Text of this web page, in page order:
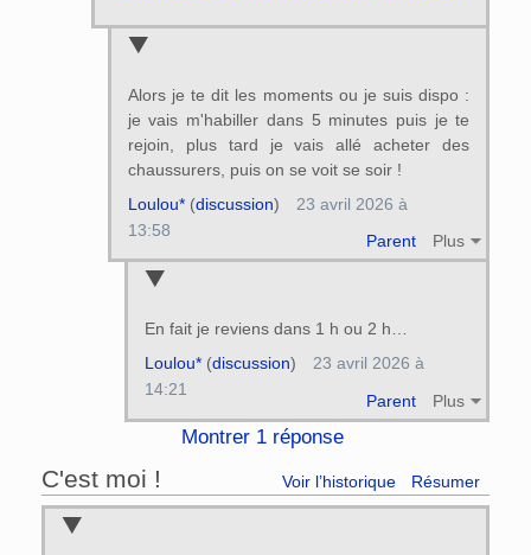
Alors je te dit les moments ou je suis dispo :
je vais m'habiller dans 5 minutes puis je te
rejoin, plus tard je vais allé acheter des
chaussurers, puis on se voit se soir !
Parent Plus
Loulou*(discussion)
23 avril 2026 à
13:58
En fait je reviens dans 1 h ou 2 h…
Parent Plus
Loulou*(discussion)
23 avril 2026 à
14:21
Montrer 1 réponse
C'est moi ! Voir l’historique Résumer